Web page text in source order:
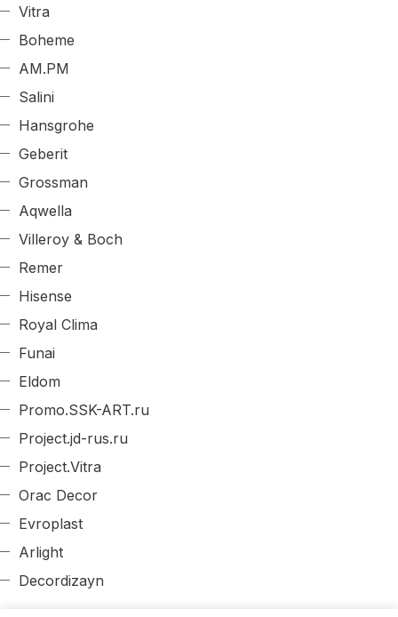
Vitra
Boheme
AM.PM
Salini
Hansgrohe
Geberit
Grossman
Aqwella
Villeroy & Boch
Remer
Hisense
Royal Clima
Funai
Eldom
Promo.SSK-ART.ru
Project.jd-rus.ru
Project.Vitra
Orac Decor
Evroplast
Arlight
Decordizayn